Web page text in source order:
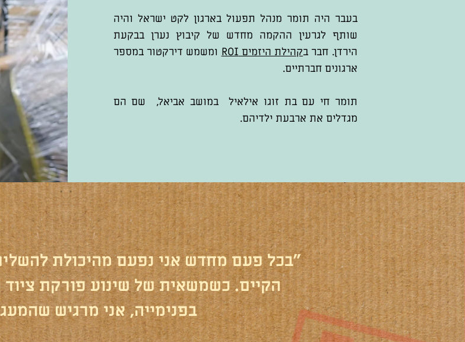
בעבר היה תומר מנהל תפעול בארגון לקט ישראל והיה
שותף לגרעין ההקמה מחדש של קיבוץ נערן בבקעת
הירדן. חבר בקהילת היזמים ROI
ומשמש דירקטור במספר
ארגונים חברתיים.
תומר חי עם בת זוגו אילאיל במושב אביאל, שם הם
מגדלים את ארבעת ילדיהם.
"בכל פעם מחדש אני נפעם מהיכולת
הקיים. כשמשאית של שינוע פורקת
בפנימייה, אני מרגיש